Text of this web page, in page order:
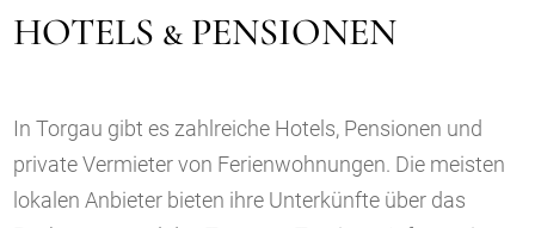
HOTELS & PENSIONEN
In Torgau gibt es zahlreiche Hotels, Pensionen und
private Vermieter von Ferienwohnungen. Die meisten
lokalen Anbieter bieten ihre Unterkünfte über das